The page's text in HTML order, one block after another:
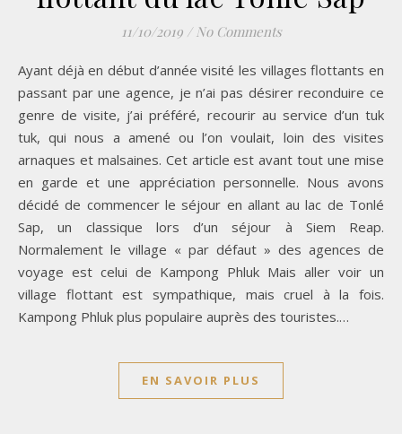
11/10/2019 / No Comments
Ayant déjà en début d’année visité les villages flottants en
passant par une agence, je n’ai pas désirer reconduire ce
genre de visite, j’ai préféré, recourir au service d’un tuk
tuk, qui nous a amené ou l’on voulait, loin des visites
arnaques et malsaines. Cet article est avant tout une mise
en garde et une appréciation personnelle. Nous avons
décidé de commencer le séjour en allant au lac de Tonlé
Sap, un classique lors d’un séjour à Siem Reap.
Normalement le village « par défaut » des agences de
voyage est celui de Kampong Phluk Mais aller voir un
village flottant est sympathique, mais cruel à la fois.
Kampong Phluk plus populaire auprès des touristes.…
EN SAVOIR PLUS